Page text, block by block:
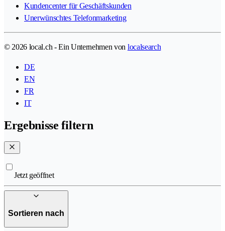
Kundencenter für Geschäftskunden
Unerwünschtes Telefonmarketing
© 2026 local.ch - Ein Unternehmen von localsearch
DE
EN
FR
IT
Ergebnisse filtern
Jetzt geöffnet
Sortieren nach